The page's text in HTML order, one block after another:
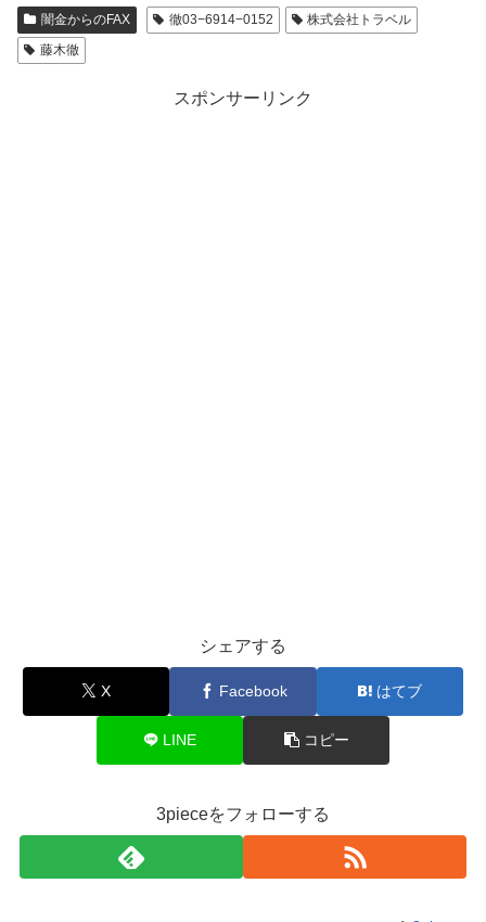
闇金からのFAX 徹03−6914−0152
株式会社トラベル
藤木徹
スポンサーリンク
シェアする
X Facebook はてブ
LINE コピー
3pieceをフォローする